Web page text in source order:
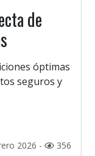
de
óptimas
seguros y
2026 - 356